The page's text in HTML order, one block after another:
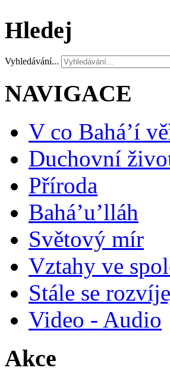
Hledej
Vyhledávání...
NAVIGACE
V co Bahá’í
Duchovní
Příroda
Bahá’u’lláh
Světový mír
Vztahy ve
Stále se
Video - Audio
Akce